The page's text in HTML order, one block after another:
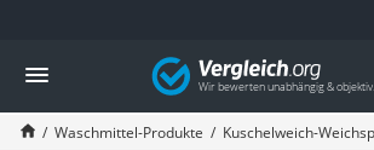
Die beliebtesten Vergleiche nach Kategorie
Drogerie
Inhalator
Haarschneider
Vergleich
Waschmittel-Produkte Kuschelweich-